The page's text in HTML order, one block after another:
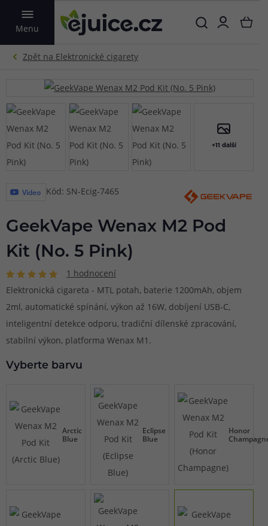
Menu
VYHLEDAT
+11 další
Video Kód: SN-Ecig-7465
GeekVape Wenax M2 Pod
Kit (No. 5 Pink)
1 hodnocení
Elektronická cigareta - MTL potah, baterie 1200mAh, objem
2ml, automatické spínání, výkon až 16W, dobíjení USB-C,
inteligentní detekce odporu, tradiční dílenské zpracování,
stabilní výkon, platforma Wenax M1.
Vyberte barvu
Arctic
Blue
Eclipse
Blue
Honor